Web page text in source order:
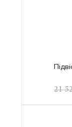
21